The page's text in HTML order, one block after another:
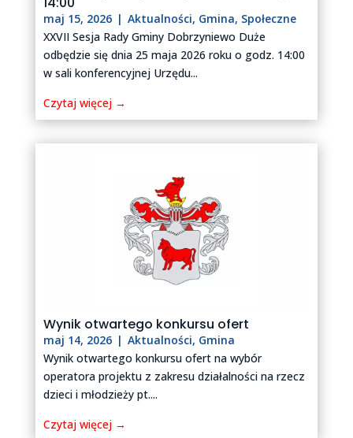
maj 15, 2026 | Aktualności, Gmina, Społeczne
XXVII Sesja Rady Gminy Dobrzyniewo Duże
odbędzie się dnia 25 maja 2026 roku o godz. 14:00
w sali konferencyjnej Urzędu...
Czytaj więcej →
Wynik otwartego konkursu ofert
maj 14, 2026 | Aktualności, Gmina
Wynik otwartego konkursu ofert na wybór
operatora projektu z zakresu działalności na rzecz
dzieci i młodzieży pt....
Czytaj więcej →